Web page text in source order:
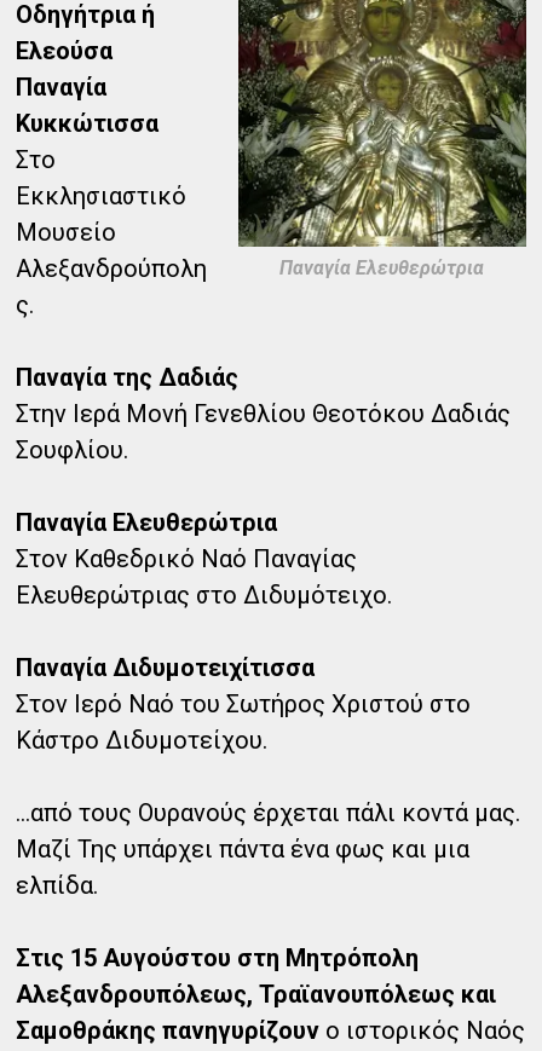
Παναγία Ελευθερώτρια
Οδηγήτρια ή
Ελεούσα
Παναγία
Κυκκώτισσα
Στο
Εκκλησιαστικό
Μουσείο
Αλεξανδρούπολη
ς.
Παναγία της Δαδιάς
Στην Ιερά Μονή Γενεθλίου Θεοτόκου Δαδιάς
Σουφλίου.
Παναγία Ελευθερώτρια
Στον Καθεδρικό Ναό Παναγίας
Ελευθερώτριας στο Διδυμότειχο.
Παναγία Διδυμοτειχίτισσα
Στον Ιερό Ναό του Σωτήρος Χριστού στο
Κάστρο Διδυμοτείχου.
...από τους Ουρανούς έρχεται πάλι κοντά μας.
Μαζί Της υπάρχει πάντα ένα φως και μια
ελπίδα.
Στις 15 Αυγούστου στη Μητρόπολη
Αλεξανδρουπόλεως, Τραϊανουπόλεως και
Σαμοθράκης πανηγυρίζουν ο ιστορικός Ναός